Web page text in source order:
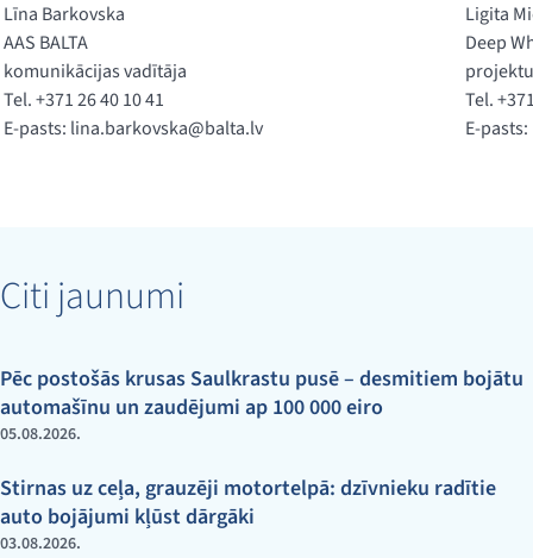
Līna Barkovska
AAS BALTA
komunikācijas vadītāja
Tel. +371 26 40 10 41
E-pasts: lina.barkovska@balta.lv
Ligita
Deep
Tel.
E-pasts:
Citi jaunumi
Pēc postošās krusas Saulkrastu pusē – desmitiem bojātu
automašīnu un zaudējumi ap 100 000 eiro
05.08.2026.
Stirnas uz ceļa, grauzēji motortelpā: dzīvnieku radītie
auto bojājumi kļūst dārgāki
03.08.2026.